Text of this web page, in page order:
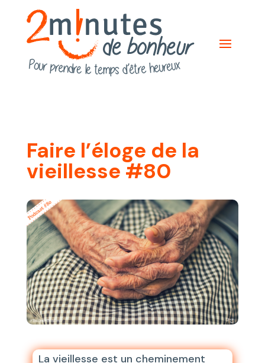
Faire l’éloge de la
vieillesse #80
La vieillesse est un cheminement